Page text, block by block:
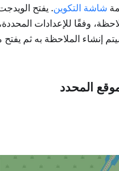
شاشة التكوين. يفتح
وفقًا للإعدادات
إنشاء الملاحظة به ثم يفتح
المحدد